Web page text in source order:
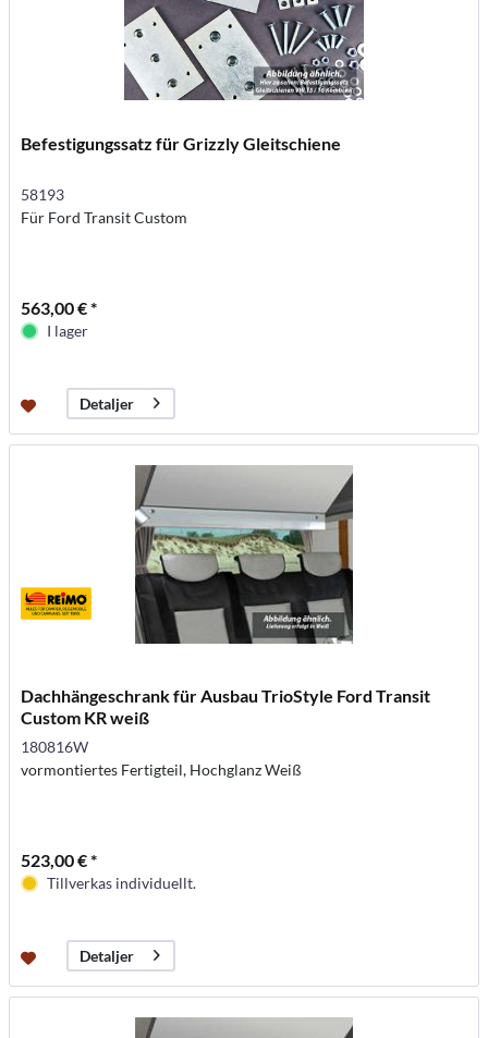
Befestigungssatz für Grizzly Gleitschiene
58193
Für Ford Transit Custom
563,00 € *
I lager
Detaljer
Dachhängeschrank für Ausbau TrioStyle Ford Transit
Custom KR weiß
180816W
vormontiertes Fertigteil, Hochglanz Weiß
523,00 € *
Tillverkas individuellt.
Detaljer